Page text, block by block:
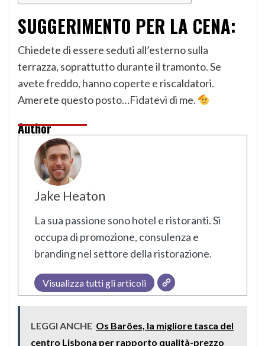
SUGGERIMENTO PER LA CENA:
Chiedete di essere seduti all’esterno sulla
terrazza, soprattutto durante il tramonto. Se
avete freddo, hanno coperte e riscaldatori.
Amerete questo posto…Fidatevi di me.
Author
Jake Heaton
La sua passione sono hotel e ristoranti. Si
occupa di promozione, consulenza e
branding nel settore della ristorazione.
Visualizza tutti gli articoli
LEGGI ANCHE Os Barões, la migliore tasca del
centro Lisbona per rapporto qualità-prezzo